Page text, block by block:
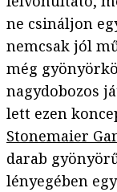
ne csináljon
nemcsak jól
még
nagydobozos
lett ezen
Stonemaier
darab
lényegében